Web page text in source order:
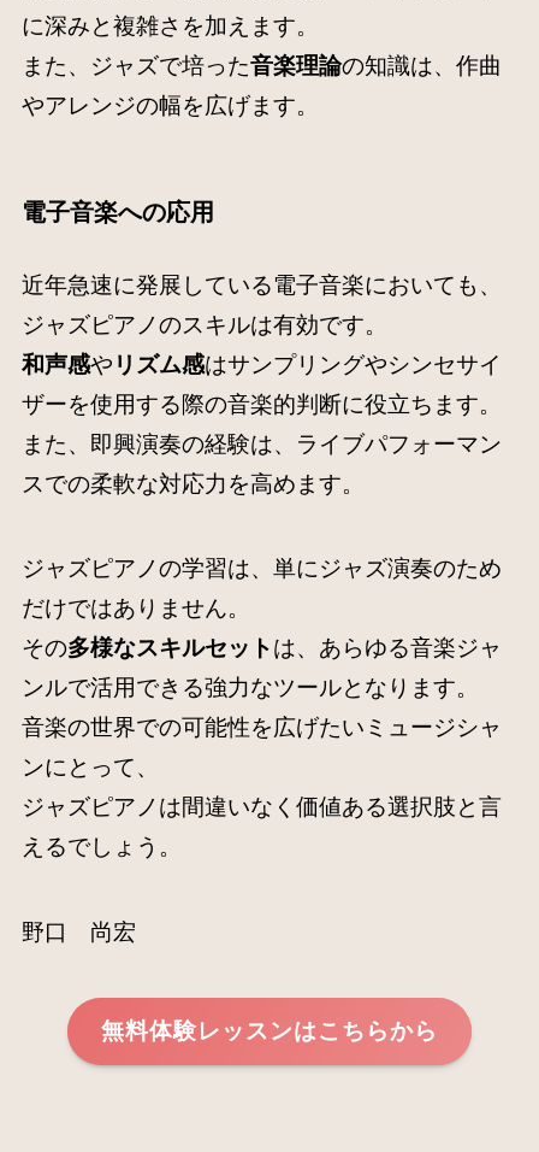
に深みと複雑さを加えます。
また、ジャズで培った音楽理論の知識は、作曲
やアレンジの幅を広げます。
電子音楽への応用
近年急速に発展している電子音楽においても、
ジャズピアノのスキルは有効です。
和声感や リズム感はサンプリングやシンセサイ
ザーを使用する際の音楽的判断に役立ちます。
また、即興演奏の経験は、ライブパフォーマン
スでの柔軟な対応力を高めます。
ジャズピアノの学習は、単にジャズ演奏のため
だけではありません。
その多様なスキルセットは、あらゆる音楽ジャ
ンルで活用できる強力なツールとなります。
音楽の世界での可能性を広げたいミュージシャ
ンにとって、
ジャズピアノは間違いなく価値ある選択肢と言
えるでしょう。
野口 尚宏
無料体験レッスンはこちらから